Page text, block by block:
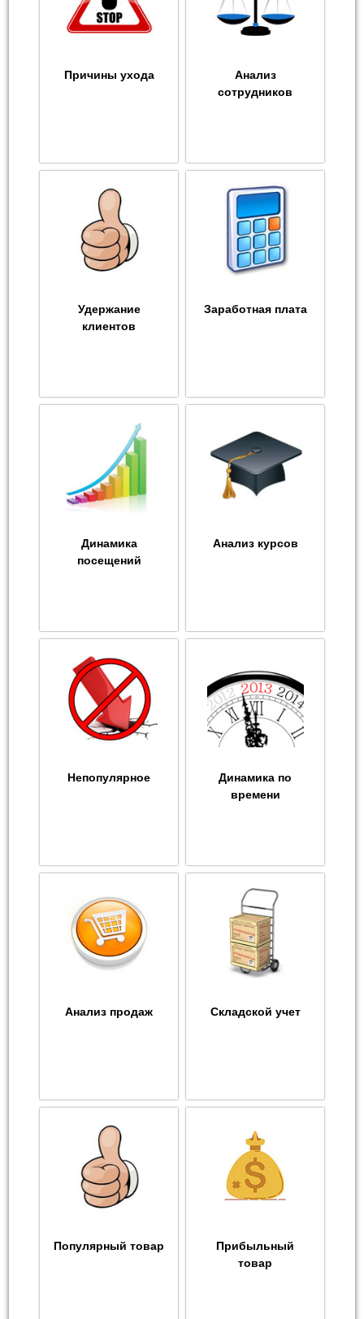
Причины ухода
Анализ
сотрудников
Удержание
клиентов
Заработная плата
Динамика
посещений
Анализ курсов
Непопулярное
Динамика по
времени
Анализ продаж Складской учет
Популярный товар
Прибыльный
товар